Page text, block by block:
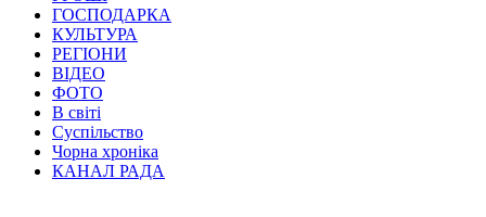
ГОСПОДАРКА
КУЛЬТУРА
РЕГІОНИ
ВІДЕО
ФОТО
В світі
Суспільство
Чорна хроніка
КАНАЛ РАДА